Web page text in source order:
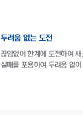
두려움 없는 도전
끊임없이 한계에 도전하여
실패를 포용하여 두려움 없